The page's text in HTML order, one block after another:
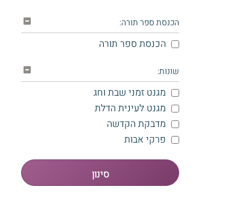
הכנסת ספר תורה:
הכנסת ספר תורה
שונות:
מגנט זמני שבת וחג
מגנט לעינית הדלת
מדבקת הקדשה
פרקי אבות